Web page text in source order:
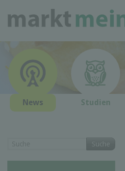
News Studien
Suche